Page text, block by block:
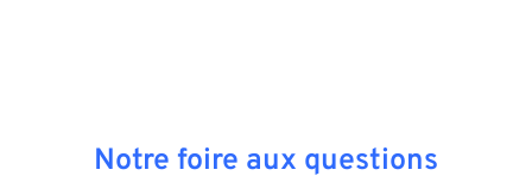
Notre foire aux questions